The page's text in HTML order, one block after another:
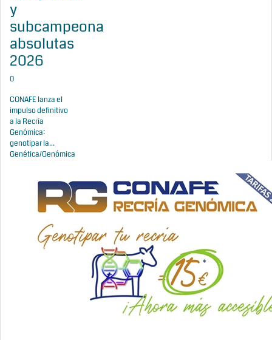
y
subcampeona
absolutas
2026
0
CONAFE lanza el
impulso definitivo
a la Recría
Genómica:
genotipar la...
Genética/Genómica